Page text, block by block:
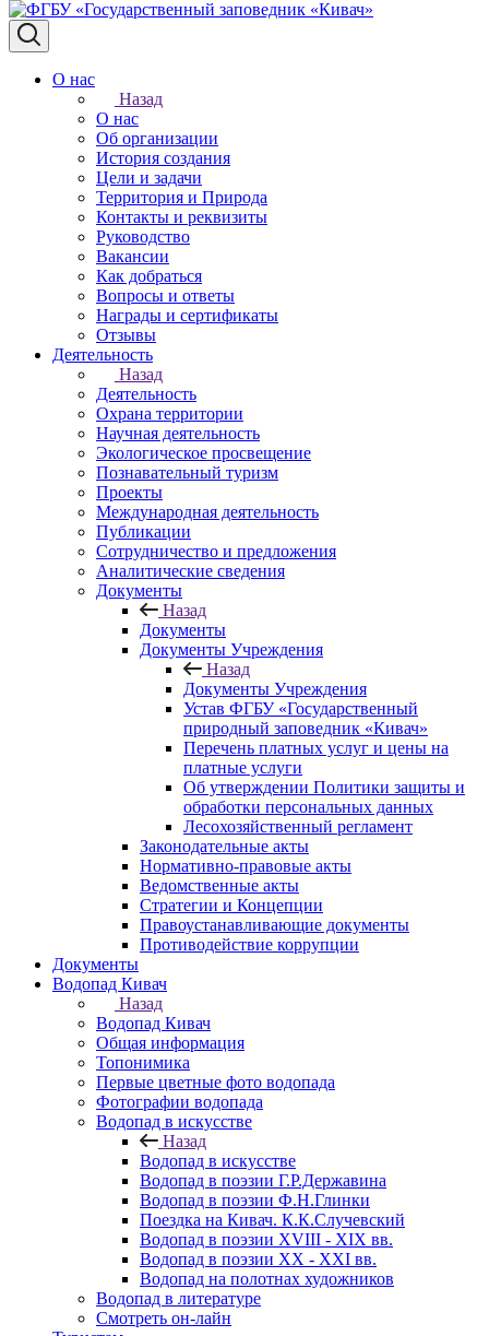
О нас
Назад
О нас
Об организации
История создания
Цели и задачи
Территория и Природа
Контакты и реквизиты
Руководство
Вакансии
Как добраться
Вопросы и ответы
Награды и сертификаты
Отзывы
Деятельность
Назад
Деятельность
Охрана территории
Научная деятельность
Экологическое просвещение
Познавательный туризм
Проекты
Международная деятельность
Публикации
Сотрудничество и предложения
Аналитические сведения
Документы
Назад
Документы
Документы Учреждения
Назад
Документы Учреждения
Устав ФГБУ «Государственный
природный заповедник «Кивач»
Перечень платных услуг и цены на
платные услуги
Об утверждении Политики защиты и
обработки персональных данных
Лесохозяйственный регламент
Законодательные акты
Нормативно-правовые акты
Ведомственные акты
Стратегии и Концепции
Правоустанавливающие документы
Противодействие коррупции
Документы
Водопад Кивач
Назад
Водопад Кивач
Общая информация
Топонимика
Первые цветные фото водопада
Фотографии водопада
Водопад в искусстве
Назад
Водопад в искусстве
Водопад в поэзии Г.Р.Державина
Водопад в поэзии Ф.Н.Глинки
Поездка на Кивач. К.К.Случевский
Водопад в поэзии XVIII - XIX вв.
Водопад в поэзии XX - XXI вв.
Водопад на полотнах художников
Водопад в литературе
Смотреть он-лайн